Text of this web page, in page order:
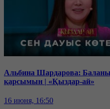
Альбина Шардарова: Баланы
қарсымын | «Қыздар-ай»
16 июня, 16:50